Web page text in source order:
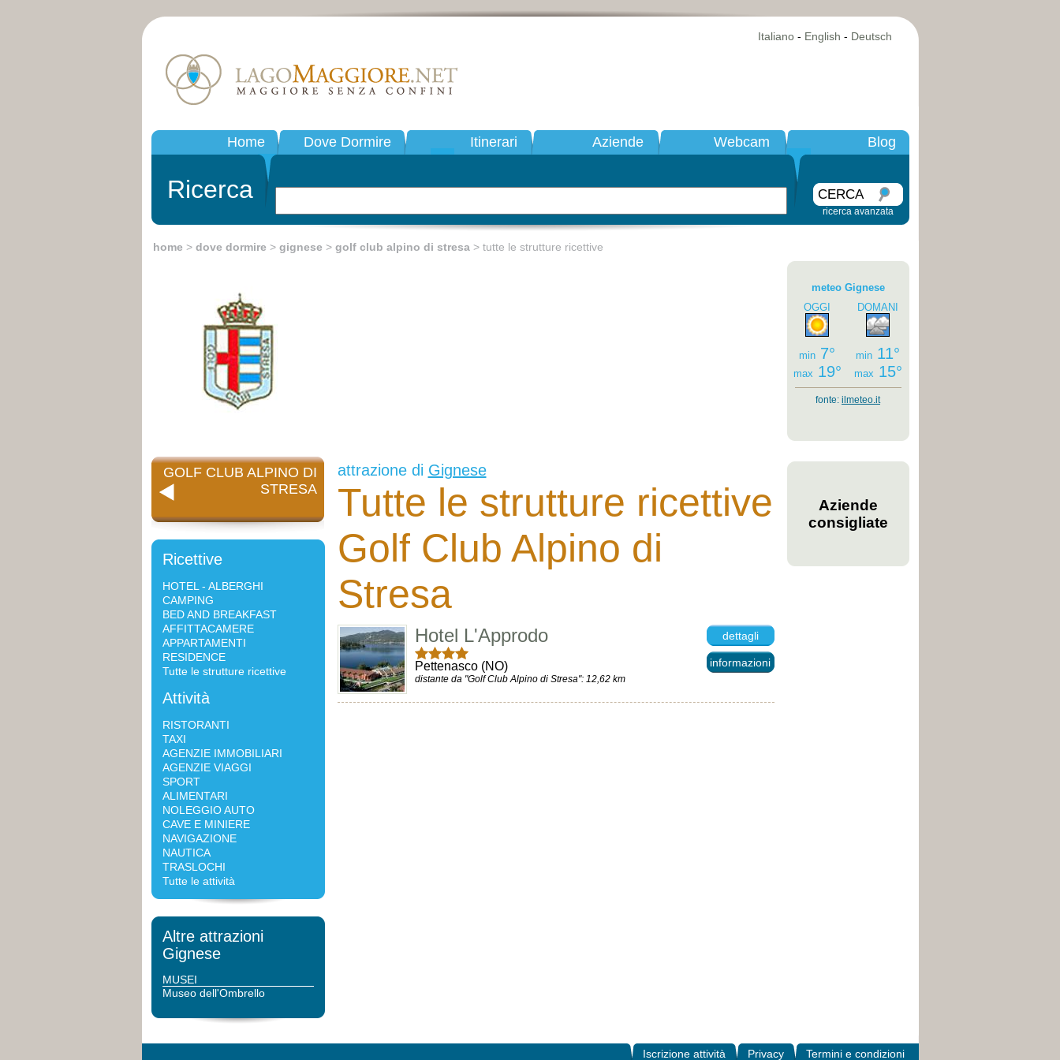
Italiano- English - Deutsch
Home Dove Dormire Itinerari Aziende Webcam Blog
Ricerca CERCA
ricerca avanzata
home > dove dormire > gignese > golf club alpino di stresa > tutte le strutture ricettive
GOLF CLUB ALPINO DI
STRESA
Ricettive
HOTEL - ALBERGHI
CAMPING
BED AND BREAKFAST
AFFITTACAMERE
APPARTAMENTI
RESIDENCE
Tutte le strutture ricettive
Attività
RISTORANTI
TAXI
AGENZIE IMMOBILIARI
AGENZIE VIAGGI
SPORT
ALIMENTARI
NOLEGGIO AUTO
CAVE E MINIERE
NAVIGAZIONE
NAUTICA
TRASLOCHI
Tutte le attività
Altre attrazioni
Gignese
MUSEI
Museo dell'Ombrello
meteo Gignese
OGGI
min 7°
max 19°
DOMANI
min 11°
max 15°
fonte: ilmeteo.it
attrazione di Gignese
Tutte le strutture ricettive
Golf Club Alpino di
Stresa
dettagli
informazioni
Hotel L'Approdo
Pettenasco (NO)
distante da "Golf Club Alpino di Stresa": 12,62 km
Aziende
consigliate
Iscrizione attività Privacy Termini e condizioni